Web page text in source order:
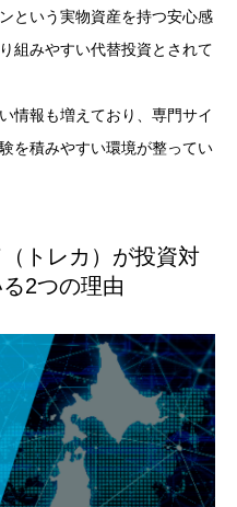
という実物資産を持つ安心感
組みやすい代替投資とされて
情報も増えており、専門サイ
を積みやすい環境が整ってい
トレカ）が投資対
2つの理由